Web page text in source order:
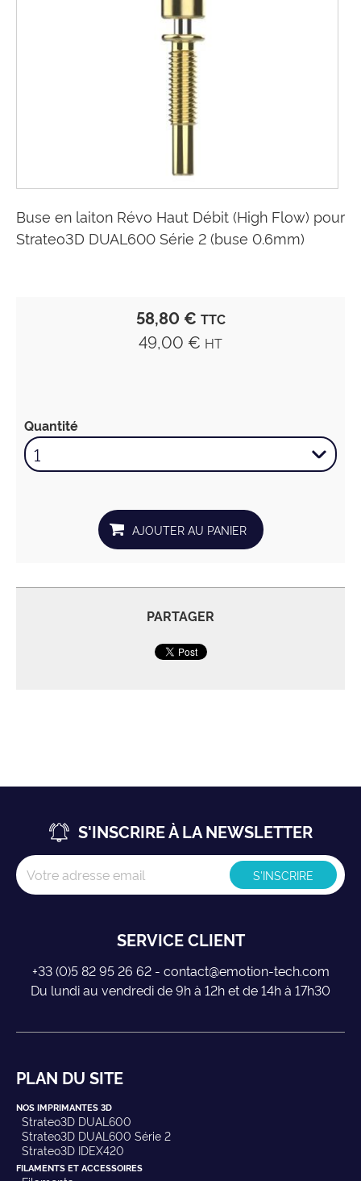
Buse en laiton Révo Haut Débit (High Flow) pour
Strateo3D DUAL600 Série 2 (buse 0.6mm)
58,80 € TTC
49,00 € HT
Quantité
PARTAGER
S'INSCRIRE À LA NEWSLETTER
SERVICE CLIENT
+33 (0)5 82 95 26 62 - contact@emotion-tech.com
Du lundi au vendredi de 9h à 12h et de 14h à 17h30
PLAN DU SITE
NOS IMPRIMANTES 3D
Strateo3D DUAL600
Strateo3D DUAL600 Série 2
Strateo3D IDEX420
FILAMENTS ET ACCESSOIRES